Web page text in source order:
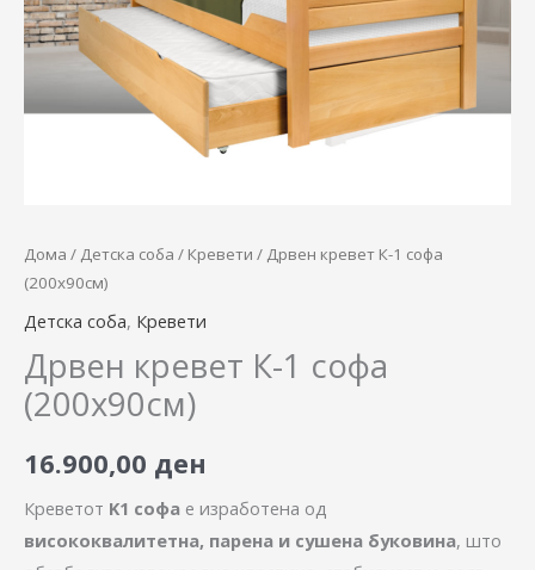
Дома / Детска соба / Кревети / Дрвен кревет К-1 софа
(200х90см)
Детска соба, Кревети
Дрвен кревет К-1 софа
(200х90см)
16.900,00 ден
Креветот K1 софа е изработена од
висококвалитетна, парена и сушена буковина, што
количина